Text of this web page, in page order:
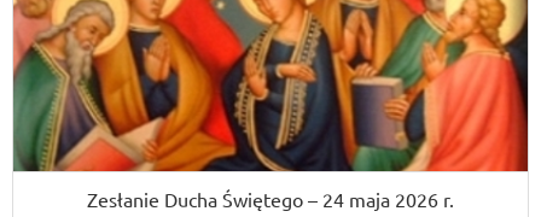
Zesłanie Ducha Świętego – 24 maja 2026 r.